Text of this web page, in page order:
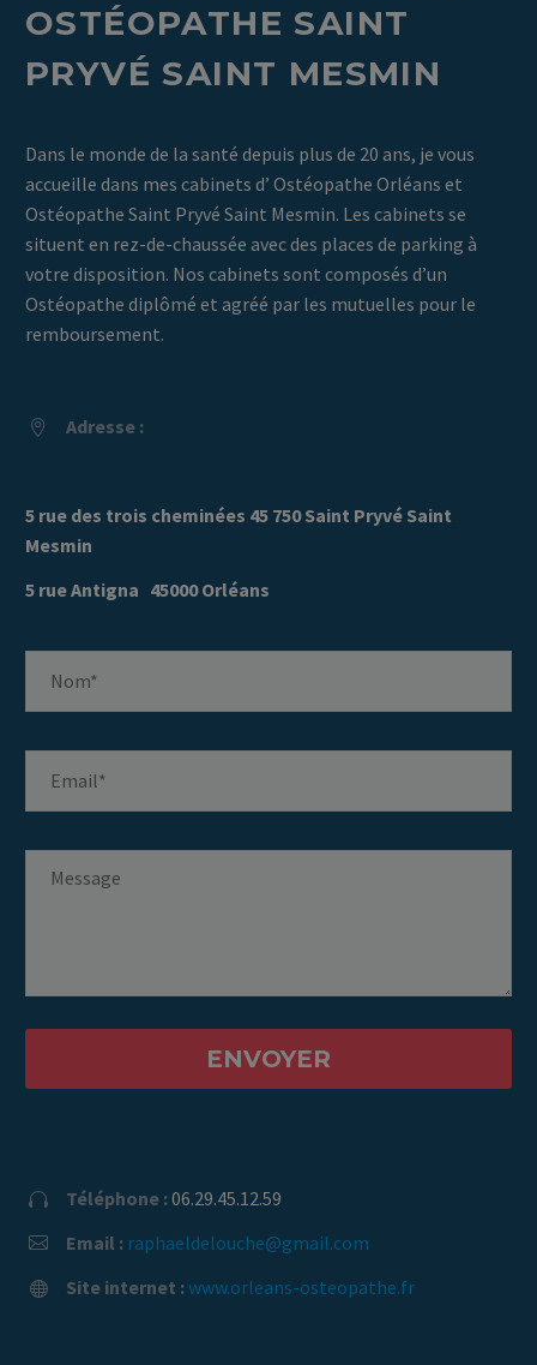
OSTÉOPATHE SAINT
PRYVÉ SAINT MESMIN
Dans le monde de la santé depuis plus de 20 ans, je vous
accueille dans mes cabinets d’ Ostéopathe Orléans et
Ostéopathe Saint Pryvé Saint Mesmin. Les cabinets se
situent en rez-de-chaussée avec des places de parking à
votre disposition. Nos cabinets sont composés d’un
Ostéopathe diplômé et agréé par les mutuelles pour le
remboursement.

 Adresse :
5 rue des trois cheminées 45 750 Saint Pryvé Saint
Mesmin
5 rue Antigna 45000 Orléans

 Téléphone :06.29.45.12.59

 Email : raphaeldelouche@gmail.com

 Site internet :www.orleans-osteopathe.fr